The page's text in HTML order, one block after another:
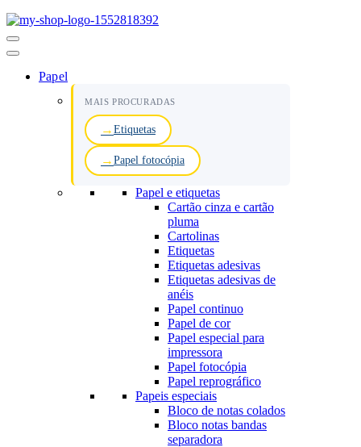
Menu
de
Papel
MAIS PROCURADAS
Etiquetas
Papel fotocópia
Papel e etiquetas
Cartão cinza e cartão
pluma
Cartolinas
Etiquetas
Etiquetas adesivas
Etiquetas adesivas de
anéis
Papel continuo
Papel de cor
Papel especial para
impressora
Papel fotocópia
Papel reprográfico
Papeis especiais
Bloco de notas colados
Bloco notas bandas
separadora